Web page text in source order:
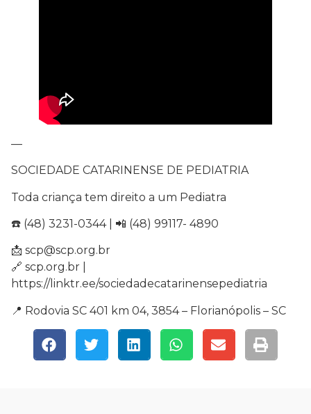
—
SOCIEDADE CATARINENSE DE PEDIATRIA
Toda criança tem direito a um Pediatra
☎️ (48) 3231-0344 | 📲 (48) 99117- 4890
📩 scp@scp.org.br
🔗 scp.org.br |
https://linktr.ee/sociedadecatarinensepediatria
📍 Rodovia SC 401 km 04, 3854 – Florianópolis – SC